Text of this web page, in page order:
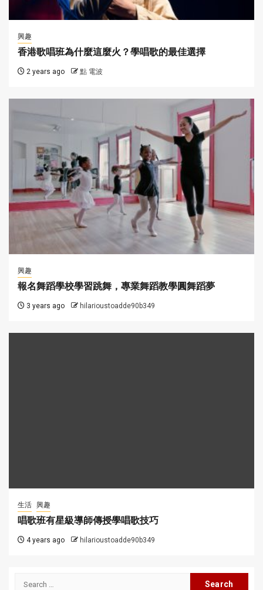
興趣
香港歌唱班為什麼這麼火？學唱歌的最佳選擇
2 years ago 點 電波
興趣
報名舞蹈學校學習跳舞，專業舞蹈教學圓舞蹈夢
3 years ago hilarioustoadde90b349
生活 興趣
唱歌班有星級導師傳授學唱歌技巧
4 years ago hilarioustoadde90b349
Search